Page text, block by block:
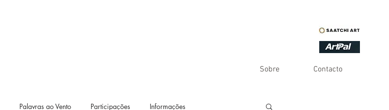
Sobre Contacto
Palavras ao Vento Participações Informações